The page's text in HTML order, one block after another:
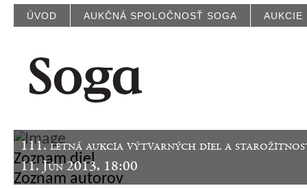
ÚVOD AUKČNÁ SPOLOČNOSŤ SOGA AUKCIE
111. letná aukcia výtvarných diel a
11. Jún 2013, 18:00
Zoznam diel
Zoznam autorov